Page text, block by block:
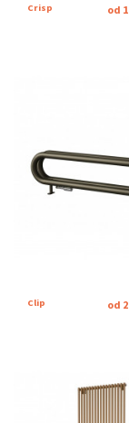
Crisp od
Clip od